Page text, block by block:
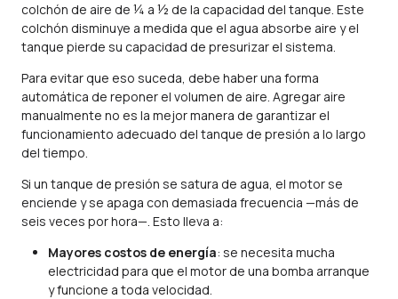
colchón de aire de ¼ a ½ de la capacidad del tanque. Este
colchón disminuye a medida que el agua absorbe aire y el
tanque pierde su capacidad de presurizar el sistema.
Para evitar que eso suceda, debe haber una forma
automática de reponer el volumen de aire. Agregar aire
manualmente no es la mejor manera de garantizar el
funcionamiento adecuado del tanque de presión a lo largo
del tiempo.
Si un tanque de presión se satura de agua, el motor se
enciende y se apaga con demasiada frecuencia —más de
seis veces por hora—. Esto lleva a:
Mayores costos de energía: se necesita mucha
electricidad para que el motor de una bomba arranque
y funcione a toda velocidad.